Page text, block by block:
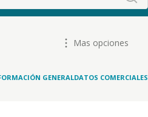
Mas opciones
GENERALDATOS COMERCIALES